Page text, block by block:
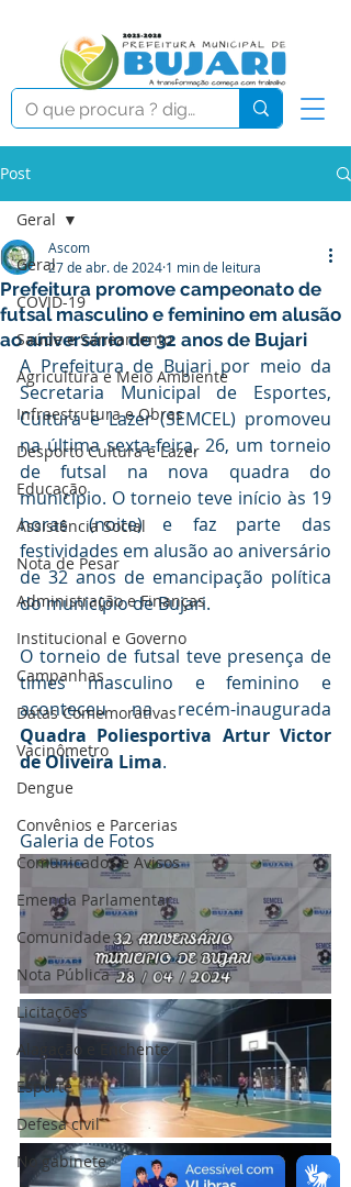
Post
Geral
COVID-19
Saúde e Saneamento
Agricultura e Meio Ambiente
Infraestrutura e Obras
Desporto Cultura e Lazer
Educação
Assistência Social
Nota de Pesar
Administração e Finanças
Institucional e Governo
Campanhas
Datas Comemorativas
Vacinômetro
Dengue
Convênios e Parcerias
Comunicados e Avisos
Emenda Parlamentar
Comunidade
Nota Pública
Licitações
Alagação e Enchente
Esporte
Defesa civil
No gabinete
Geral
Prefeitura promove campeonato de
futsal masculino e feminino em alusão
ao aniversário de 32 anos de Bujari
Ascom
27 de abr. de 2024 1 min de leitura
A Prefeitura de Bujari por meio da
Secretaria Municipal de Esportes,
Cultura e Lazer (SEMCEL) promoveu
na última sexta-feira, 26, um torneio
de futsal na nova quadra do
município. O torneio teve início às 19
horas (noite) e faz parte das
festividades em alusão ao aniversário
de 32 anos de emancipação política
do município de Bujari.
O torneio de futsal teve presença de
times masculino e feminino e
Quadra Poliesportiva Artur Victor
de Oliveira Lima.
Galeria de Fotos